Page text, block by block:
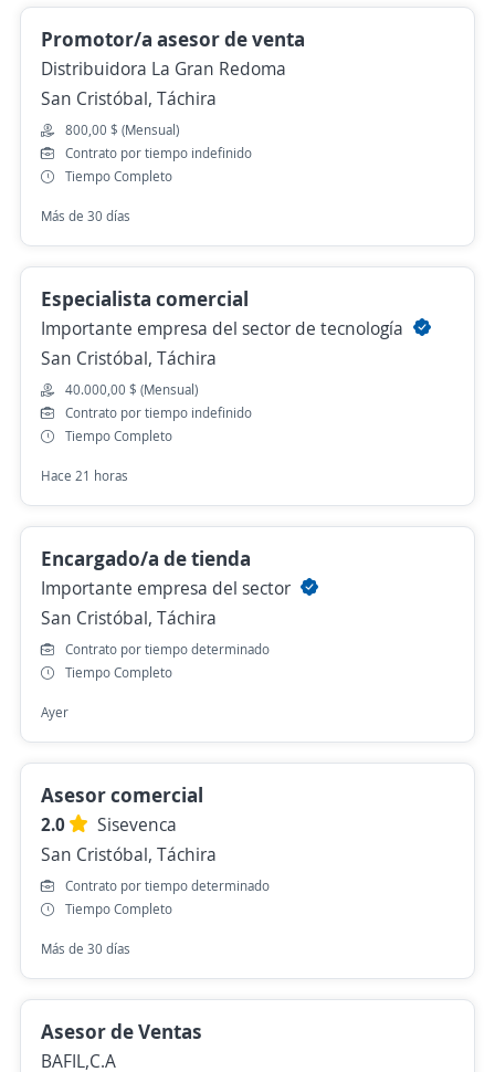
Promotor/a asesor de venta
Distribuidora La Gran Redoma
San Cristóbal, Táchira
800,00 $ (Mensual)
Contrato por tiempo indefinido
Tiempo Completo
Más de 30 días
Especialista comercial
Importante empresa del sector de tecnología
San Cristóbal, Táchira
40.000,00 $ (Mensual)
Contrato por tiempo indefinido
Tiempo Completo
Hace 21 horas
Encargado/a de tienda
Importante empresa del sector
San Cristóbal, Táchira
Contrato por tiempo determinado
Tiempo Completo
Ayer
Asesor comercial
2.0
Sisevenca
San Cristóbal, Táchira
Contrato por tiempo determinado
Tiempo Completo
Más de 30 días
Asesor de Ventas
BAFIL,C.A